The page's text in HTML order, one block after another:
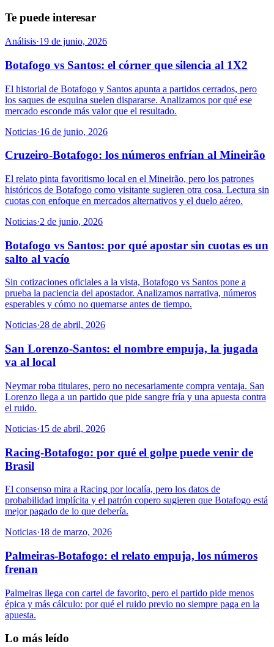
Te puede interesar
Análisis·19 de junio, 2026
Botafogo vs Santos: el córner que silencia al 1X2
El historial de Botafogo y Santos apunta a partidos cerrados, pero
los saques de esquina suelen dispararse. Analizamos por qué ese
mercado esconde más valor que el resultado.
Noticias·16 de junio, 2026
Cruzeiro-Botafogo: los números enfrían al Mineirão
El relato pinta favoritismo local en el Mineirão, pero los patrones
históricos de Botafogo como visitante sugieren otra cosa. Lectura sin
cuotas con enfoque en mercados alternativos y el duelo aéreo.
Noticias·2 de junio, 2026
Botafogo vs Santos: por qué apostar sin cuotas es un
salto al vacío
Sin cotizaciones oficiales a la vista, Botafogo vs Santos pone a
prueba la paciencia del apostador. Analizamos narrativa, números
esperables y cómo no quemarse antes de tiempo.
Noticias·28 de abril, 2026
San Lorenzo-Santos: el nombre empuja, la jugada
va al local
Neymar roba titulares, pero no necesariamente compra ventaja. San
Lorenzo llega a un partido que pide sangre fría y una apuesta contra
el ruido.
Noticias·15 de abril, 2026
Racing-Botafogo: por qué el golpe puede venir de
Brasil
El consenso mira a Racing por localía, pero los datos de
probabilidad implícita y el patrón copero sugieren que Botafogo está
mejor pagado de lo que debería.
Noticias·18 de marzo, 2026
Palmeiras-Botafogo: el relato empuja, los números
frenan
Palmeiras llega con cartel de favorito, pero el partido pide menos
épica y más cálculo: por qué el ruido previo no siempre paga en la
apuesta.
Lo más leído